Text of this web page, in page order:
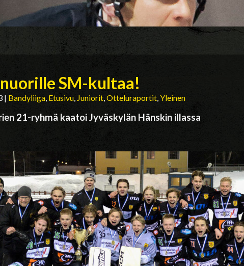
SM-kultaa!
| Bandyliiga, Etusivu, Juniorit,Otteluraportit,Yleinen
21-ryhmä kaatoi Jyväskylän Hänskin illassa